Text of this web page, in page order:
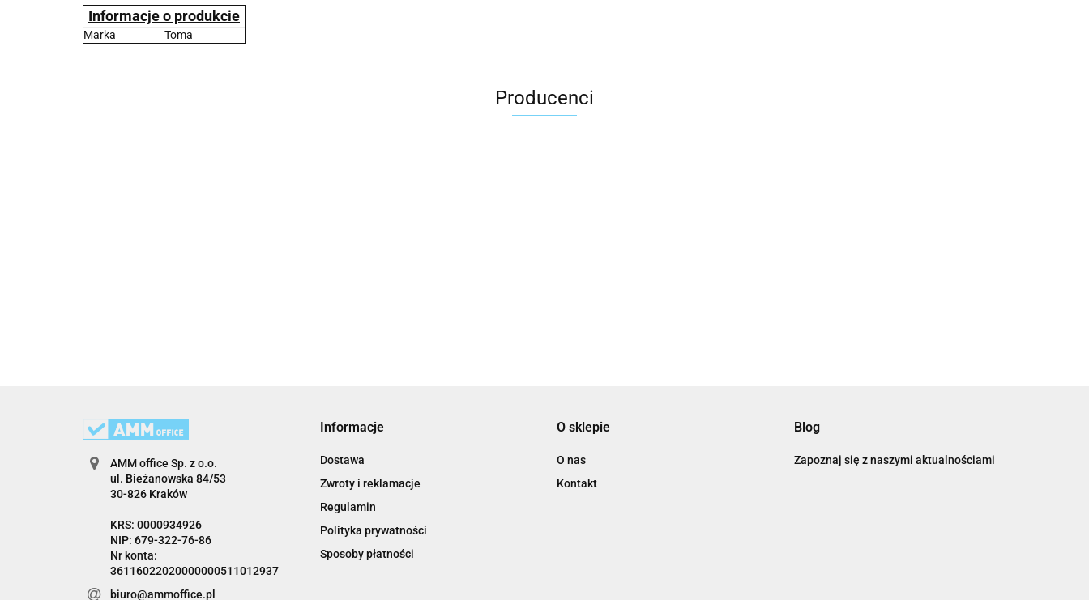
Informacje o produkcie
Marka Toma
Producenci
AMM office Sp. z o.o.
ul. Bieżanowska 84/53
30-826 Kraków
KRS: 0000934926
NIP: 679-322-76-86
Nr konta:
36116022020000000511012937
biuro@ammoffice.pl
Informacje
Dostawa
Zwroty i reklamacje
Regulamin
Polityka prywatności
Sposoby płatności
O sklepie
O nas
Kontakt
Blog
Zapoznaj się z naszymi aktualnościami